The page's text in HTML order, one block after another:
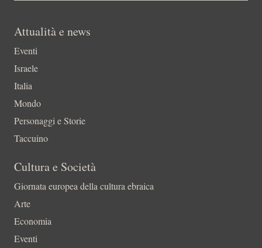
Attualità e news
Eventi
Israele
Italia
Mondo
Personaggi e Storie
Taccuino
Cultura e Società
Giornata europea della cultura ebraica
Arte
Economia
Eventi